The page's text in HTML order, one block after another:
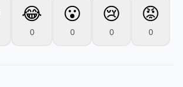
😂
0
😮
0
😢
0
😡
0